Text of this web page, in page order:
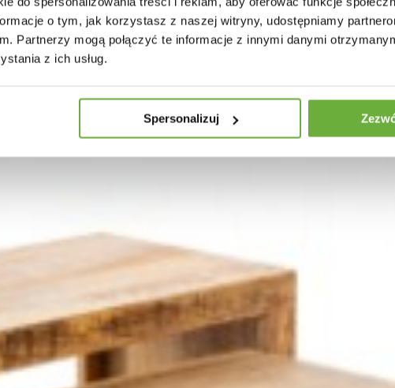
o tym, jak korzystasz z naszej witryny, udostępniamy
Partnerzy mogą połączyć te informacje z innymi danymi
z ich usług.
Spersonalizuj